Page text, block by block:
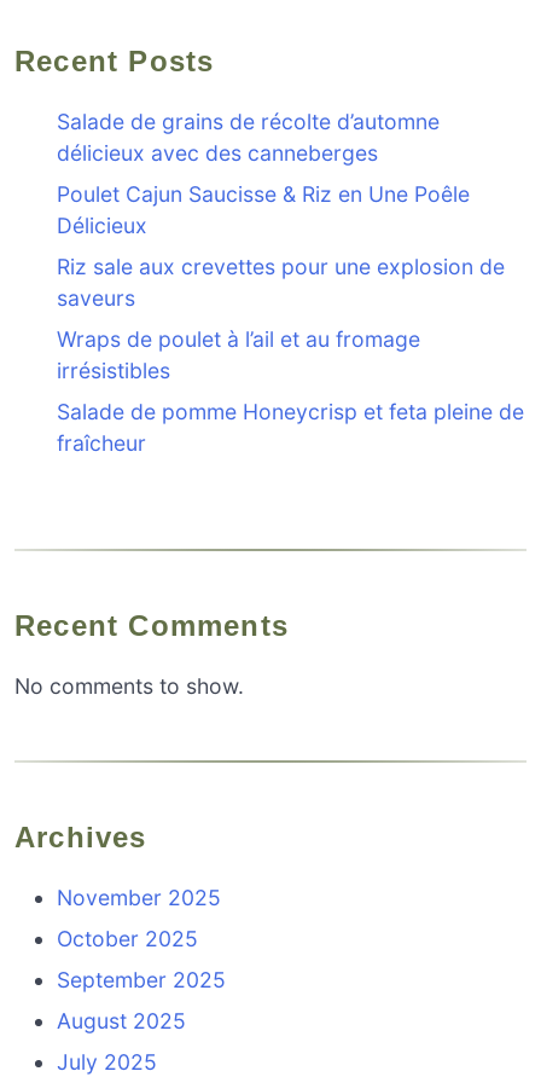
Recent Posts
Salade de grains de récolte d’automne
délicieux avec des canneberges
Poulet Cajun Saucisse & Riz en Une Poêle
Délicieux
Riz sale aux crevettes pour une explosion de
saveurs
Wraps de poulet à l’ail et au fromage
irrésistibles
Salade de pomme Honeycrisp et feta pleine de
fraîcheur
Recent Comments
No comments to show.
Archives
November 2025
October 2025
September 2025
August 2025
July 2025